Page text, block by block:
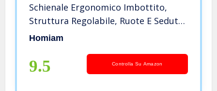
Schienale Ergonomico Imbottito,
Struttura Regolabile, Ruote E Seduta
Traspirante Per Ufficio, Gioco e
Homiam
9.5 Controlla Su Amazon